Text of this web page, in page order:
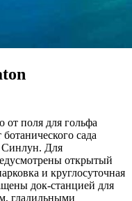
от поля для гольфа
сада
Синлун. Для
открытый
и круглосуточная
док-станцией для
гладильными